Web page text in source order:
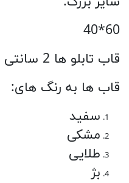
60*40
قاب تابلو ها 2 سانتی متر و در 10 رنگ قاب جذاب به سلیقه شما قابل سفارش می باشد.
قاب ها به رنگ های:
سفید
مشکی
طلایی
بژ